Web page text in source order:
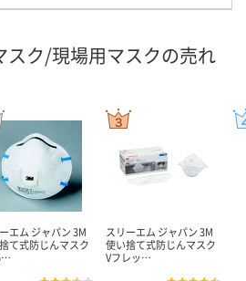
スク/現場用マスクの売れ
エム ジャパン 3M
て式防じんマスク
スリーエム ジャパン 3M
使い捨て式防じんマスク
Vフレッ…